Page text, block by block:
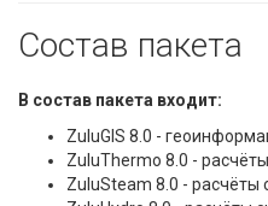
Состав пакета
В состав пакета входит:
ZuluGIS 8.0 -
ZuluThermo 8.0 -
ZuluSteam 8.0 - расчёты